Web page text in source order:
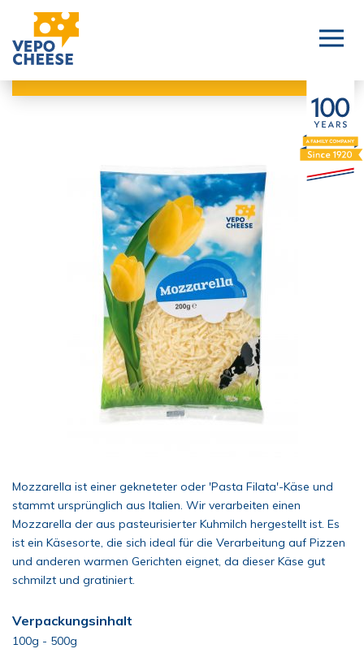
Mozzarella
geriebener Käse
Mozzarella ist einer gekneteter oder 'Pasta Filata'-Käse und
stammt ursprünglich aus Italien. Wir verarbeiten einen
Mozzarella der aus pasteurisierter Kuhmilch hergestellt ist. Es
ist ein Käsesorte, die sich ideal für die Verarbeitung auf Pizzen
und anderen warmen Gerichten eignet, da dieser Käse gut
schmilzt und gratiniert.
Verpackungsinhalt
100g - 500g